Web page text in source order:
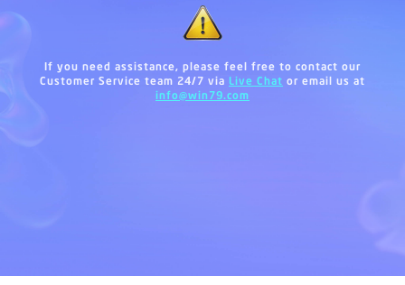
If you need assistance, please feel free to contact our
Customer Service team 24/7 via Live Chat or email us at
info@win79.com